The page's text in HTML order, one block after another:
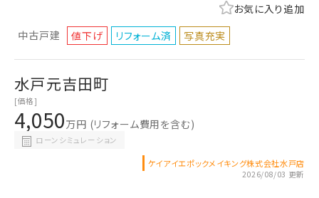
中古戸建 値下げ リフォーム済 写真充実
お気に入り追加
水戸元吉田町
[価格]
4,050万円 (リフォーム費用を含む)
ローンシミュレーション
ケイアイエポックメイキング株式会社水戸店
2026/08/03 更新